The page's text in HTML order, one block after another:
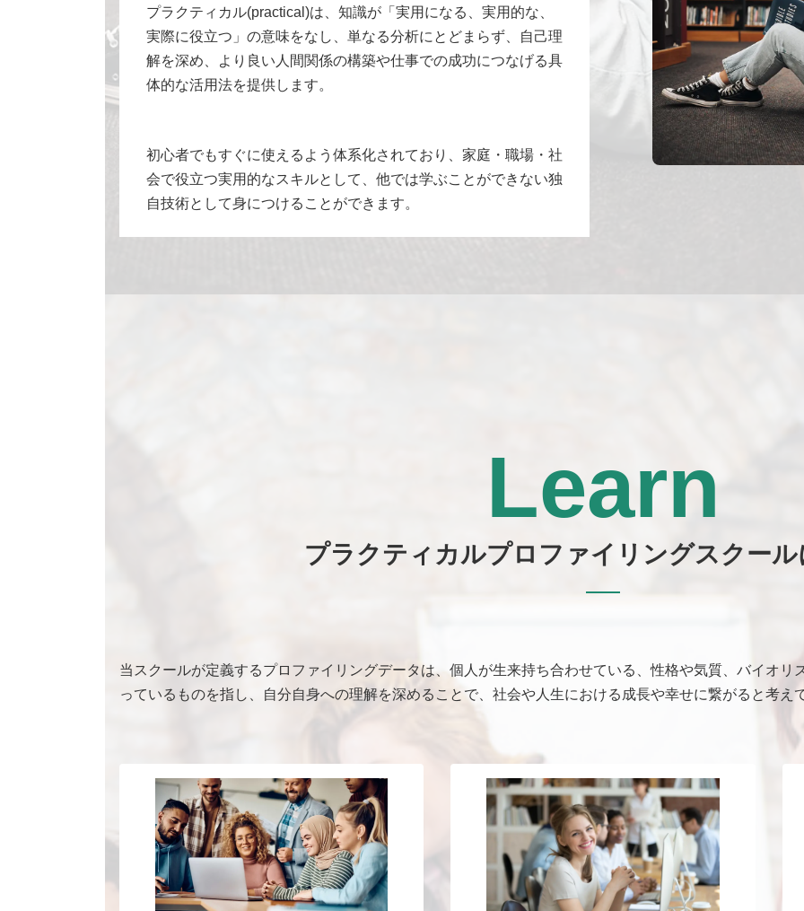
プラクティカル(practical)は、知識が「実用になる、実用的な、
実際に役立つ」の意味をなし、単なる分析にとどまらず、自己理
解を深め、より良い人間関係の構築や仕事での成功につなげる具
体的な活用法を提供します。
初心者でもすぐに使えるよう体系化されており、家庭・職場・社
会で役立つ実用的なスキルとして、他では学ぶことができない独
自技術として身につけることができます。
Learn
プラクティカルプロファイリングスクー
当スクールが定義するプロファイリングデータは、個人が生来持ち合わせている、性格や気質、バイオリ
っているものを指し、自分自身への理解を深めることで、社会や人生における成長や幸せに繋がると考え